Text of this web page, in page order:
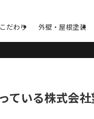
だわり 外壁・屋根塗装
いる株式会社